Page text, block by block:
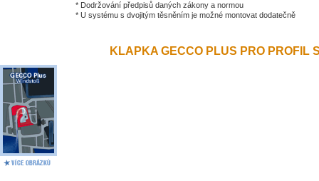
* Dodržování předpisů daných zákony a normou
* U systému s dvojitým těsněním je možné montovat dodatečně
KLAPKA GECCO PLUS PRO PROFIL